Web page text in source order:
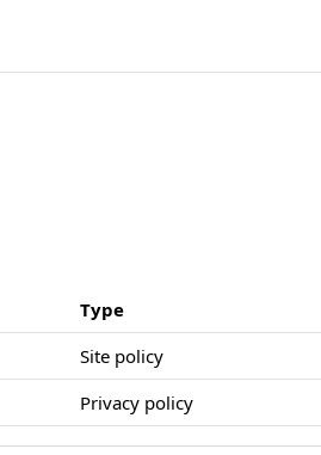
Type
Site policy
Privacy policy